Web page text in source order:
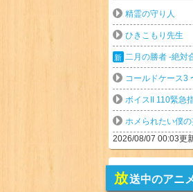
精霊の守り人
ひきこもり先生
二月の勝者 -絶対
コールドケース3
ボイスII 110緊急
ホメられたい僕
2026/08/07 00:03更
放送中のアニ